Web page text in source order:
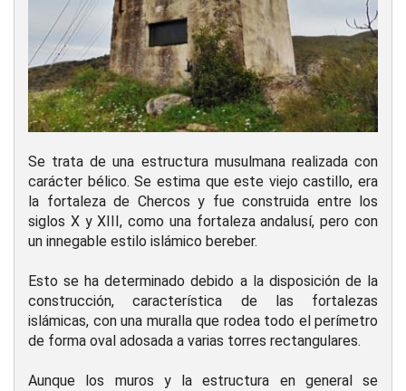
Se trata de una estructura musulmana realizada con
carácter bélico. Se estima que este viejo castillo, era
la fortaleza de Chercos y fue construida entre los
siglos X y XIII, como una fortaleza andalusí, pero con
un innegable estilo islámico bereber.
Esto se ha determinado debido a la disposición de la
construcción, característica de las fortalezas
islámicas, con una muralla que rodea todo el perímetro
de forma oval adosada a varias torres rectangulares.
Aunque los muros y la estructura en general se